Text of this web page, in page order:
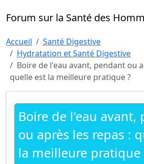
Forum sur la Santé des
Accueil
Santé Digestive
Hydratation et Santé Digestive
Boire de l'eau avant, pendant ou
quelle est la meilleure pratique ?
Boire de l'eau avant,
ou après les repas :
la meilleure pratique